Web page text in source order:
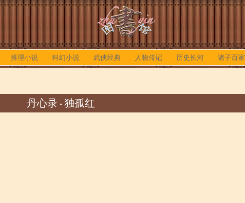
推理小说 科幻小说 武侠经典 人物传记 历史长河 诸子百家
丹心录 - 独孤红